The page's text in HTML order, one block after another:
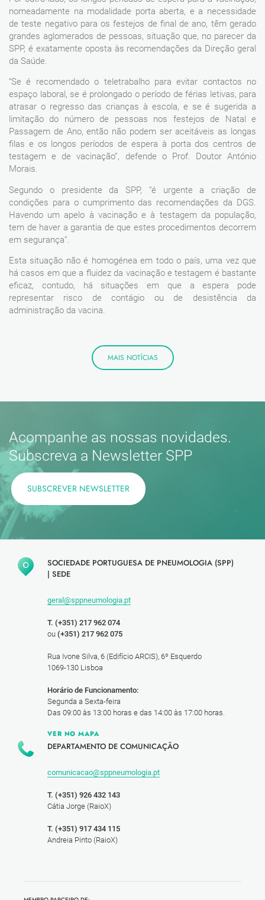
nomeadamente na modalidade porta aberta, e a necessidade
de teste negativo para os festejos de final de ano, têm gerado
grandes aglomerados de pessoas, situação que, no parecer da
SPP, é exatamente oposta às recomendações da Direção geral
da Saúde.
“Se é recomendado o teletrabalho para evitar contactos no
espaço laboral, se é prolongado o período de férias letivas, para
atrasar o regresso das crianças à escola, e se é sugerida a
limitação do número de pessoas nos festejos de Natal e
Passagem de Ano, então não podem ser aceitáveis as longas
filas e os longos períodos de espera à porta dos centros de
testagem e de vacinação”, defende o Prof. Doutor António
Morais.
Segundo o presidente da SPP, “é urgente a criação de
condições para o cumprimento das recomendações da DGS.
Havendo um apelo à vacinação e à testagem da população,
tem de haver a garantia de que estes procedimentos decorrem
em segurança”.
Esta situação não é homogénea em todo o país, uma vez que
há casos em que a fluidez da vacinação e testagem é bastante
eficaz, contudo, há situações em que a espera pode
representar risco de contágio ou de desistência da
administração da vacina.
MAIS NOTÍCIAS
Acompanhe as nossas novidades.
Subscreva a Newsletter SPP
SUBSCREVER NEWSLETTER
SOCIEDADE PORTUGUESA DE PNEUMOLOGIA (SPP)
| SEDE
geral@sppneumologia.pt
T. (+351) 217 962 074
ou (+351) 217 962 075
Rua Ivone Silva, 6 (Edifício ARCIS), 6º Esquerdo
1069-130 Lisboa
Horário de Funcionamento:
Segunda a Sexta-feira
Das 09:00 às 13:00 horas e das 14:00 às 17:00 horas.
VER NO MAPA
DEPARTAMENTO DE COMUNICAÇÃO
comunicacao@sppneumologia.pt
T. (+351) 926 432 143
Cátia Jorge (RaioX)
T. (+351) 917 434 115
Andreia Pinto (RaioX)